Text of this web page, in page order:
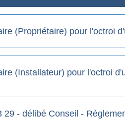
(Propriétaire) pour l'octroi
(Installateur) pour l'octroi
29 - délibé Conseil -